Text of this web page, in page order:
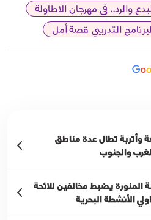
والرد.. في مهرجان الاطاولة
التدريبي قصة أمل
وأتربة تطال عدة مناطق
والجنوب
المنورة يضبط مخالفين للائحة
الأنشطة البحرية